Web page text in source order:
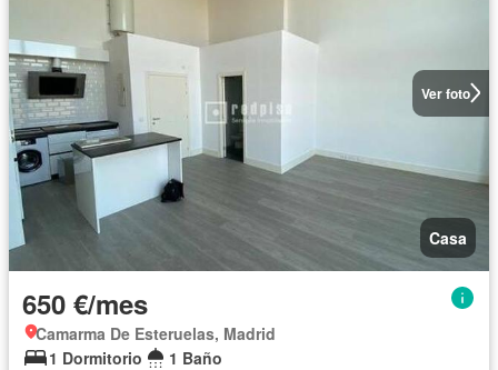
Ver foto
Casa
650 €/mes
Camarma De Esteruelas, Madrid
1 Dormitorio
1 Baño